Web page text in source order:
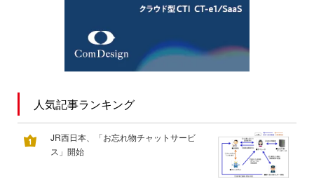
人気記事ランキング
JR西日本、「お忘れ物チャットサービ
ス」開始